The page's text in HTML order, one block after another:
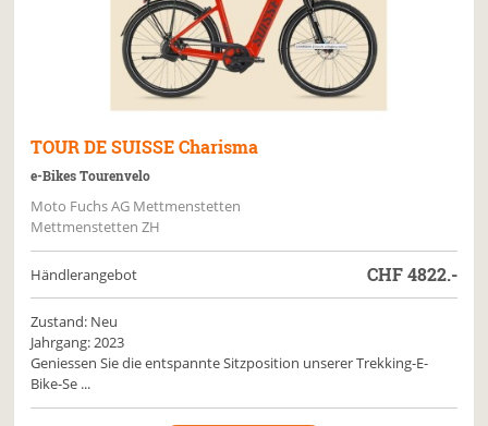
TOUR DE SUISSE Charisma
e-Bikes Tourenvelo
Moto Fuchs AG Mettmenstetten
Mettmenstetten ZH
Händlerangebot CHF4822.-
Zustand: Neu
Jahrgang: 2023
Geniessen Sie die entspannte Sitzposition unserer Trekking-E-
Bike-Se ...